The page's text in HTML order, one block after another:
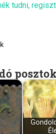
tudni,
posztok